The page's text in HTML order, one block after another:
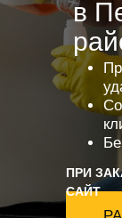
ПРИ
САЙТ
в